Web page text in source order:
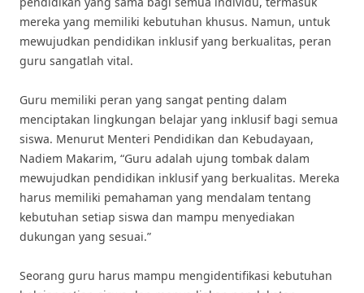
mereka yang memiliki kebutuhan khusus. Namun, untuk
mewujudkan pendidikan inklusif yang berkualitas, peran
guru sangatlah vital.
Guru memiliki peran yang sangat penting dalam
menciptakan lingkungan belajar yang inklusif bagi semua
siswa. Menurut Menteri Pendidikan dan Kebudayaan,
Nadiem Makarim, “Guru adalah ujung tombak dalam
mewujudkan pendidikan inklusif yang berkualitas. Mereka
harus memiliki pemahaman yang mendalam tentang
kebutuhan setiap siswa dan mampu menyediakan
dukungan yang sesuai.”
Seorang guru harus mampu mengidentifikasi kebutuhan